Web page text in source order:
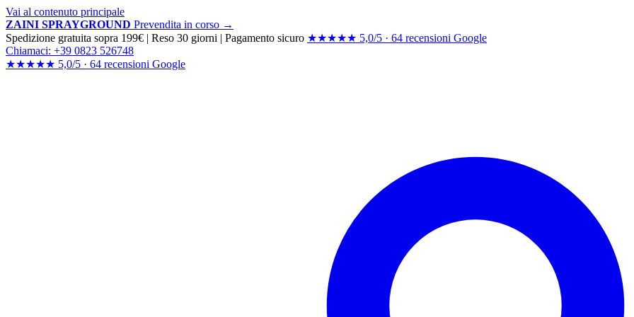
Vai al contenuto principale
ZAINI SPRAYGROUND Prevendita in corso →
Spedizione gratuita sopra 199€ | Reso 30 giorni | Pagamento sicuro ★★★★★ 5,0/5 · 64 recensioni Google
Chiamaci: +39 0823 526748
★★★★★ 5,0/5 · 64 recensioni Google